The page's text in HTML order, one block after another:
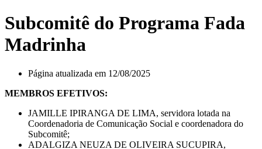
Subcomitê do Programa Fada
Madrinha
Página atualizada em 12/08/2025
MEMBROS EFETIVOS:
JAMILLE IPIRANGA DE LIMA, servidora lotada na
Coordenadoria de Comunicação Social e coordenadora do
Subcomitê;
ADALGIZA NEUZA DE OLIVEIRA SUCUPIRA,